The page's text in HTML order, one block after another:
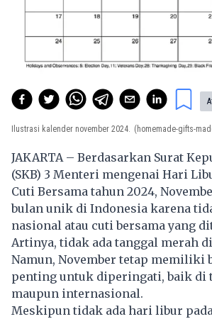
A-
Ilustrasi kalender november 2024. (homemade-gifts-
JAKARTA – Berdasarkan Surat
(SKB) 3 Menteri mengenai Hari
Cuti Bersama tahun 2024,
bulan unik di Indonesia karena
nasional atau cuti bersama yang
Artinya, tidak ada tanggal merah
Namun, November tetap memiliki
penting untuk diperingati, baik di
maupun internasional.
Meskipun tidak ada hari libur